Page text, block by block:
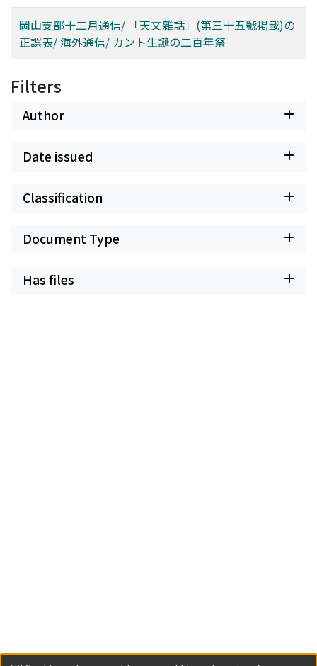
岡山支部十二月通信/ 「天文雜話」(第三十五號掲載)の
正誤表/ 海外通信/ カント生誕の二百年祭
Filters
Author
Date issued
Classification
Document Type
Has files